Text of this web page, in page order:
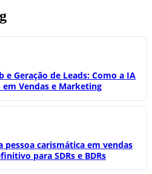
e Geração de Leads: Como a IA
Vendas e Marketing
pessoa carismática em vendas
para SDRs e BDRs